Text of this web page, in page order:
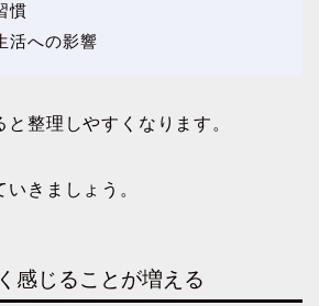
慣
活への影響
整理しやすくなります。
きましょう。
感じることが増える